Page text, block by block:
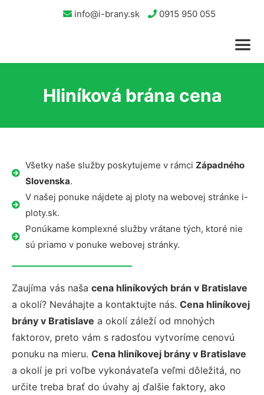
info@i-brany.sk 0915 950 055
Hliníková brána cena
Všetky naše služby poskytujeme v rámci Západného
Slovenska.
V našej ponuke nájdete aj ploty na webovej stránke i-
ploty.sk.
Ponúkame komplexné služby vrátane tých, ktoré nie
sú priamo v ponuke webovej stránky.
Zaujíma vás naša cena hliníkových brán v Bratislave
a okolí? Neváhajte a kontaktujte nás. Cena hliníkovej
brány v Bratislave a okolí záleží od mnohých
faktorov, preto vám s radosťou vytvoríme cenovú
ponuku na mieru. Cena hliníkovej brány v Bratislave
a okolí je pri voľbe vykonávateľa veľmi dôležitá, no
určite treba brať do úvahy aj ďalšie faktory, ako